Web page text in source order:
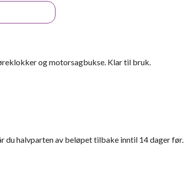
og motorsagbukse. Klar til bruk.
halvparten av beløpet tilbake inntil 14 dager før.